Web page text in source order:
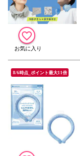
8/6時点_ポイント最大11倍